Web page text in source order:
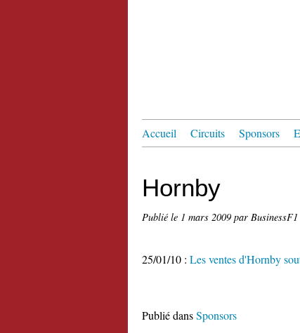
Accueil Circuits Sponsors
Hornby
Publié le 1 mars 2009 par BusinessF1
25/01/10 : Les ventes d'Hornby
Publié dansSponsors